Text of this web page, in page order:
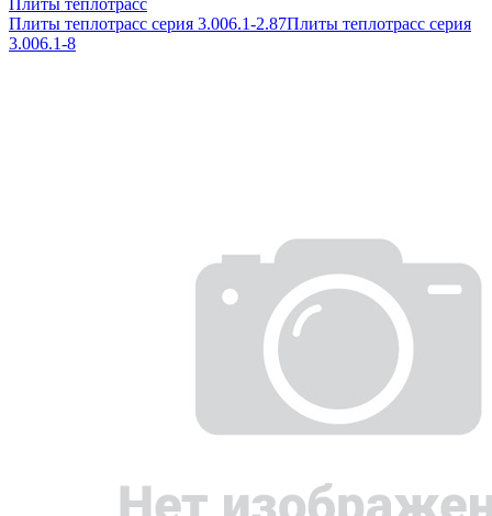
Плиты теплотрасс
Плиты теплотрасс серия 3.006.1-2.87Плиты теплотрасс серия
3.006.1-8